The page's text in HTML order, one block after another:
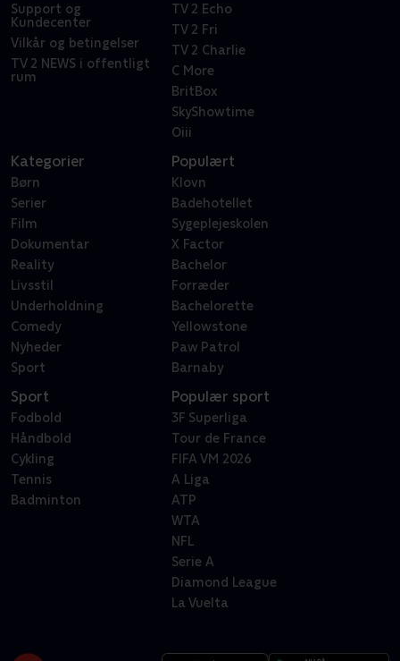
Support og
Kundecenter
Vilkår og betingelser
TV 2 NEWS i offentligt
rum
TV 2 Echo
TV 2 Fri
TV 2 Charlie
C More
BritBox
SkyShowtime
Oiii
Kategorier
Børn
Serier
Film
Dokumentar
Reality
Livsstil
Underholdning
Comedy
Nyheder
Sport
Populært
Klovn
Badehotellet
Sygeplejeskolen
X Factor
Bachelor
Forræder
Bachelorette
Yellowstone
Paw Patrol
Barnaby
Sport
Fodbold
Håndbold
Cykling
Tennis
Badminton
Populær sport
3F Superliga
Tour de France
FIFA VM 2026
A Liga
ATP
WTA
NFL
Serie A
Diamond League
La Vuelta